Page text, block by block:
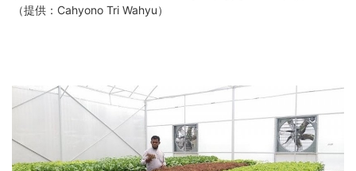
（提供：Cahyono Tri Wahyu）